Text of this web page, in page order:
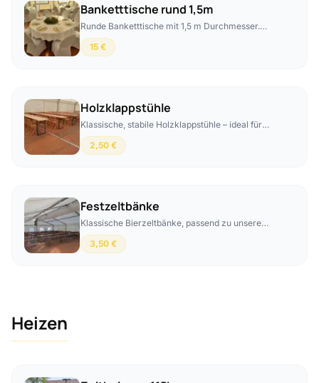
Banketttische rund 1,5m
Runde Banketttische mit 1,5 m Durchmesser.
Passende Tischdecken können für 10 € pro
Tisch dazu gebucht werden.
15 €
Holzklappstühle
Klassische, stabile Holzklappstühle – ideal für
Feste aller Art.
2,50 €
Festzeltbänke
Klassische Bierzeltbänke, passend zu unseren
Festzelten. Mit Hussen buchbar – Aufpreis 3 €
pro Bank.
3,50 €
Heizen